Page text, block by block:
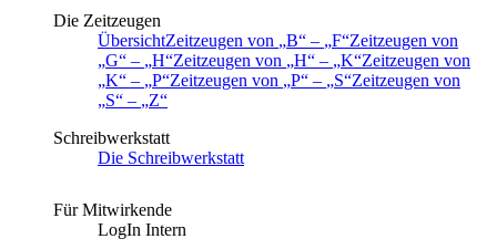
Die Zeitzeugen
ÜbersichtZeitzeugen von B – F Zeitzeugen von
G
– H Zeitzeugen von H – K Zeitzeugen von
K
– P Zeitzeugen von P – S Zeitzeugen von
S
–
Z
Schreibwerkstatt
Die Schreibwerkstatt
Für Mitwirkende
LogIn Intern